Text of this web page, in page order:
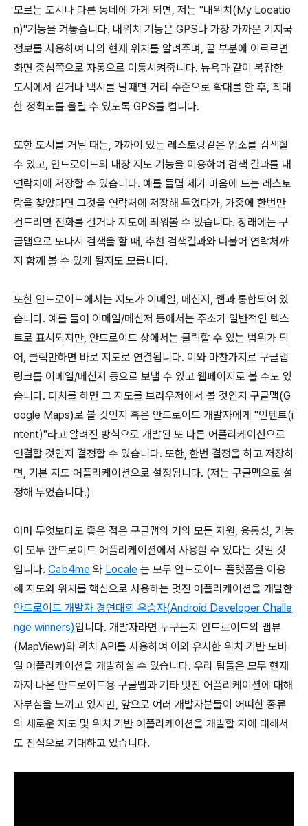
모르는 도시나 다른 동네에 가게 되면, 저는 "내위치(My Locatio
n)"기능을 켜놓습니다. 내위치 기능은 GPS나 가장 가까운 기지국
정보를 사용하여 나의 현재 위치를 알려주며, 끝 부분에 이르르면
화면 중심쪽으로 자동으로 이동시켜줍니다. 뉴욕과 같이 복잡한
도시에서 걷거나 택시를 탈때면 거리 수준으로 확대를 한 후, 최대
한 정확도를 올릴 수 있도록 GPS를 켭니다.
또한 도시를 거닐 때는, 가까이 있는 레스토랑같은 업소를 검색할
수 있고, 안드로이드의 내장 지도 기능을 이용하여 검색 결과를 내
연락처에 저장할 수 있습니다. 예를 들몁 제가 마음에 드는 레스토
랑을 찾았다면 그것을 연락처에 저장해 두었다가, 가중에 한번만
건드리면 전화를 걸거나 지도에 띄워볼 수 있습니다. 장래에는 구
글맵으로 또다시 검색을 할 때, 추천 검색결과와 더불어 연락처까
지 함께 볼 수 있게 될지도 모릅니다.
또한 안드로이드에서는 지도가 이메일, 메신저, 웹과 통합되어 있
습니다. 예를 들어 이메일/메신저 등에서는 주소가 일반적인 텍스
트로 표시되지만, 안드로이드 상에서는 클릭할 수 있는 범위가 되
어, 클릭만하면 바로 지도로 연결됩니다. 이와 마찬가지로 구글맵
링크를 이메일/메신저 등으로 보낼 수 있고 웹페이지로 볼 수도 있
습니다. 터치를 하면 그 지도를 브라우저에서 볼 것인지 구글맵(G
oogle Maps)로 볼 것인지 혹은 안드로이드 개발자에게 "인텐트(i
ntent)"라고 알려진 방식으로 개발된 또 다른 어플리케이션으로
연결할 것인지 결정할 수 있습니다. 또한, 한번 결정을 하고 저장하
면, 기본 지도 어플리케이션으로 설정됩니다. (저는 구글맵으로 설
정해 두었습니다.)
아마 무엇보다도 좋은 점은 구글맵의 거의 모든 자원, 융통성, 기능
이 모두 안드로이드 어플리케이션에서 사용할 수 있다는 것일 것
입니다. Cab4me 와 Locale 는 모두 안드로이드 플랫폼을 이용
해 지도와 위치를 핵심으로 사용하는 멋진 어플리케이션을 개발한
안드로이드 개발자 경연대회 우승자(Android Developer Challe
nge winners)입니다. 개발자라면 누구든지 안드로이드의 맵뷰
(MapView)와 위치 API를 사용하여 이와 유사한 위치 기반 모바
일 어플리케이션을 개발하실 수 있습니다. 우리 팀들은 모두 현재
까지 나온 안드로이드용 구글맵과 기타 멋진 어플리케이션에 대해
자부심을 느끼고 있지만, 앞으로 여러 개발자분들이 어떠한 종류
의 새로운 지도 및 위치 기반 어플리케이션을 개발할 지에 대해서
도 진심으로 기대하고 있습니다.